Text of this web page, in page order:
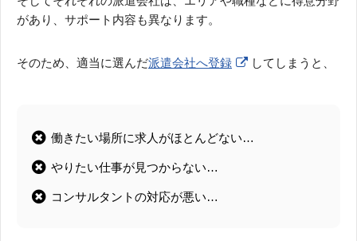
があり、サポート内容も異なります。
そのため、適当に選んだ派遣会社へ登録 してしまうと、
働きたい場所に求人がほとんどない…
やりたい仕事が見つからない…
コンサルタントの対応が悪い…